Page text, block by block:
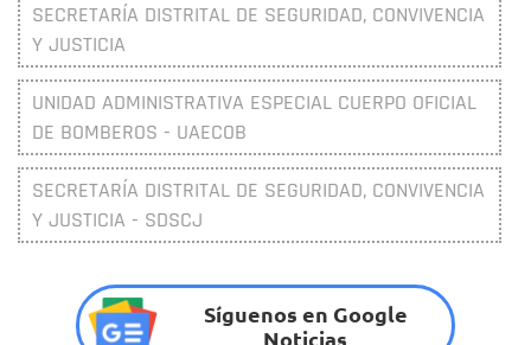
SECRETARÍA DISTRITAL DE SEGURIDAD, CONVIVENCIA
Y JUSTICIA
UNIDAD ADMINISTRATIVA ESPECIAL CUERPO OFICIAL
DE BOMBEROS - UAECOB
SECRETARÍA DISTRITAL DE SEGURIDAD, CONVIVENCIA
Y JUSTICIA - SDSCJ
Síguenos en Google
Noticias